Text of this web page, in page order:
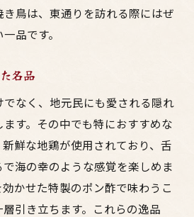
鳥は、東通りを訪れる際にはぜ
品です。
名品
なく、地元民にも愛される隠れ
す。その中でも特におすすめな
鮮な地鶏が使用されており、舌
海の幸のような感覚を楽しめま
かせた特製のポン酢で味わうこ
引き立ちます。これらの逸品